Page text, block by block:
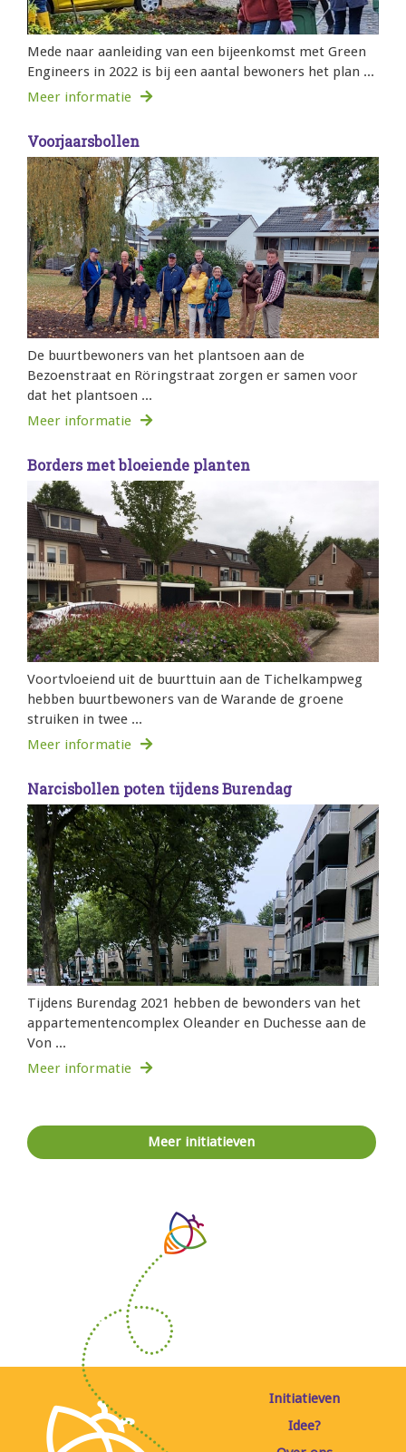
Mede naar aanleiding van een bijeenkomst met Green
Engineers in 2022 is bij een aantal bewoners het plan ...
Meer informatie
Voorjaarsbollen
De buurtbewoners van het plantsoen aan de
Bezoenstraat en Röringstraat zorgen er samen voor
dat het plantsoen ...
Meer informatie
Borders met bloeiende planten
Voortvloeiend uit de buurttuin aan de Tichelkampweg
hebben buurtbewoners van de Warande de groene
struiken in twee ...
Meer informatie
Narcisbollen poten tijdens Burendag
Tijdens Burendag 2021 hebben de bewonders van het
appartementencomplex Oleander en Duchesse aan de
Von ...
Meer informatie
Meer initiatieven
Initiatieven
Idee?